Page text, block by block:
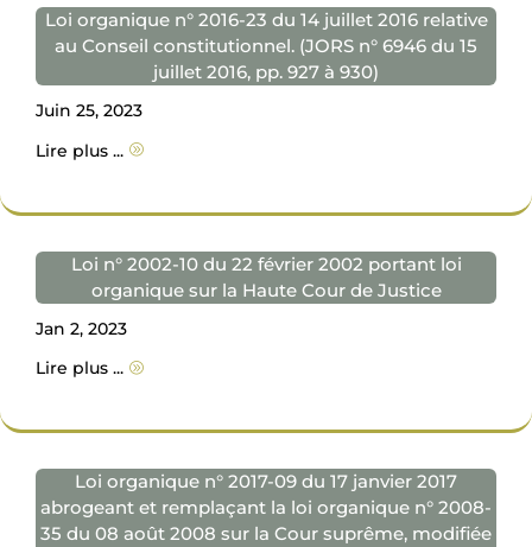
Loi organique n° 2016-23 du 14 juillet 2016 relative
au Conseil constitutionnel. (JORS n° 6946 du 15
juillet 2016, pp. 927 à 930)
Juin 25, 2023
Lire plus ... A
Loi n° 2002-10 du 22 février 2002 portant loi
organique sur la Haute Cour de Justice
Jan 2, 2023
Lire plus ... A
Loi organique n° 2017-09 du 17 janvier 2017
abrogeant et remplaçant la loi organique n° 2008-
35 du 08 août 2008 sur la Cour suprême, modifiée